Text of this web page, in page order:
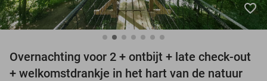
favorite_border
Overnachting voor 2 + ontbijt + late check-out
+ welkomstdrankje in het hart van de natuur